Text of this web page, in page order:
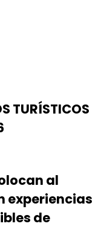
TURÍSTICOS
al
experiencias
de